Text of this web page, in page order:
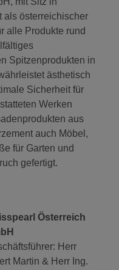
als österreichischer
alle Produkte rund
Spitzenprodukten in
ästhetisch
Sicherheit für
Werken
aus
auch Möbel,
für Garten und
gefertigt.
Österreich
Herr
Martin & Herr Ing.